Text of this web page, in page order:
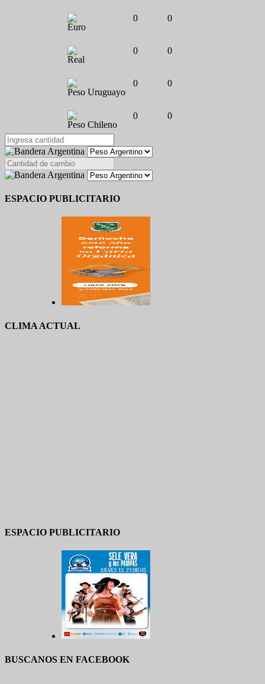
Euro
0 0
Real
0 0
Peso Uruguayo
0 0
Peso Chileno
0 0
ESPACIO PUBLICITARIO
CLIMA ACTUAL
ESPACIO PUBLICITARIO
BUSCANOS EN FACEBOOK